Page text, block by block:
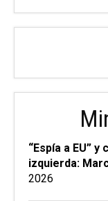
“Espía a EU”
izquierda:
2026